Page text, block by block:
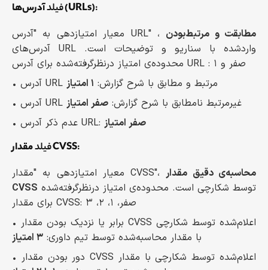
فیلدآدرس‌ها‌ (URLs):
معیار امتیازدهی به "آدرس URL" ، مطابقت و مرتبط‌بودن
آدرس‌های URL واردشده با سناریو و توضیحات است.
محدوده‌ی امتیاز درنظرگرفته‌شده برای آدرس URL : صفر و ۱
• آدرس URL مرتبط و مطابق با شرح گزارش: ۱ امتیاز
• آدرس URL غیرمرتبط نامطابق با شرح گزارش: صفر امتیاز
• عدم ذکر آدرس URL: صفر امتیاز
فیلدمقدار CVSS:
معیار امتیازدهی به "مقدار CVSS"،محاسبه‌ی دقیق مقدار
CVSS
برای مقدار CVSS: صفر، ۱، ۲، ۳
• برابر یا نزدیک بودن مقدار CVSS اعلام‌شده توسط شکارچی
با مقدار محاسبه‌شده توسط تیم داوری: ۳ امتیاز
• دور بودن مقدار CVSS اعلام‌شده توسط شکارچی با مقدار